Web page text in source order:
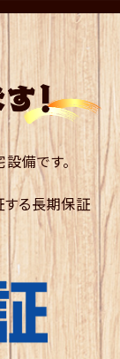
備です。
る長期保証